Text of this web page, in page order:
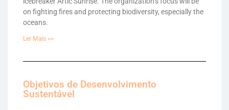
on fighting fires and protecting biodiversity, especially the
oceans.
Ler Mais >>
Objetivos de Desenvolvimento
Sustentável